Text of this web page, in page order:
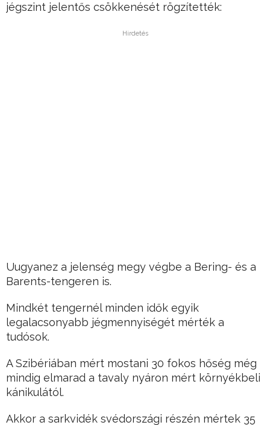
jégszint jelentős csökkenését rögzítették:
Hirdetés
Uugyanez a jelenség megy végbe a Bering- és a
Barents-tengeren is.
Mindkét tengernél minden idők egyik
legalacsonyabb jégmennyiségét mérték a
tudósok.
A Szibériában mért mostani 30 fokos hőség még
mindig elmarad a tavaly nyáron mért környékbeli
kánikulától.
Akkor a sarkvidék svédországi részén mértek 35